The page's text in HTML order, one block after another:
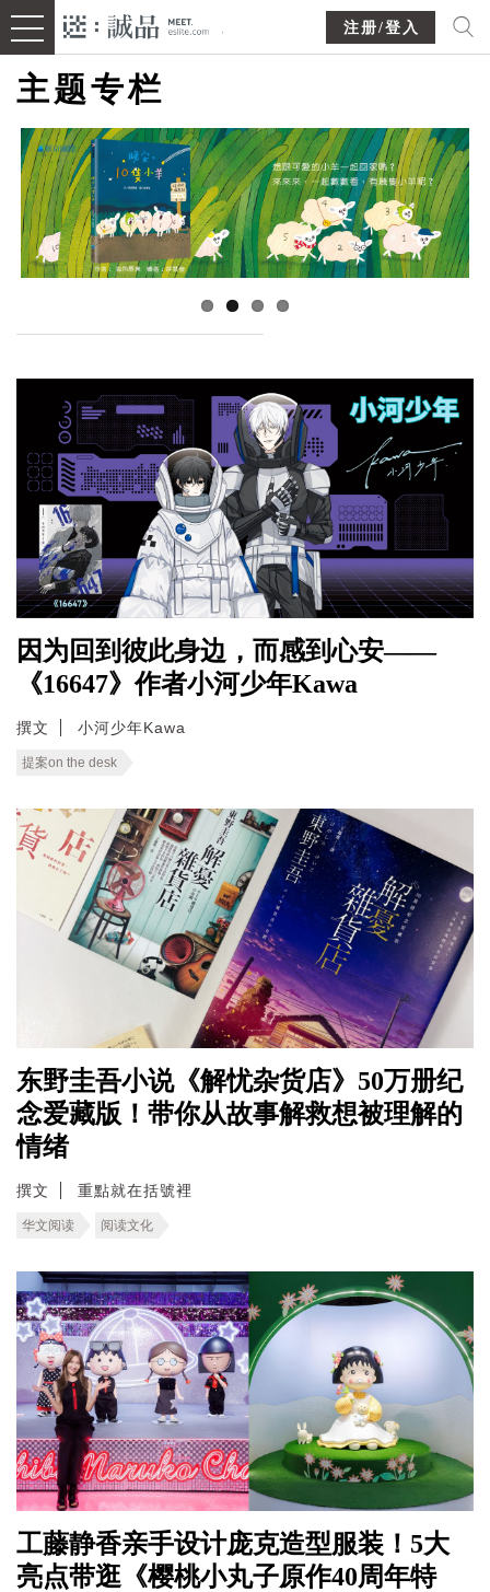
注册/登入
主题专栏
因为回到彼此身边，而感到心安——
《16647》作者小河少年Kawa
撰文 小河少年Kawa
提案on the desk
东野圭吾小说《解忧杂货店》50万册纪
念爱藏版！带你从故事解救想被理解的
情绪
撰文 重點就在括號裡
华文阅读 阅读文化
工藤静香亲手设计庞克造型服装！5大
亮点带逛《樱桃小丸子原作40周年特